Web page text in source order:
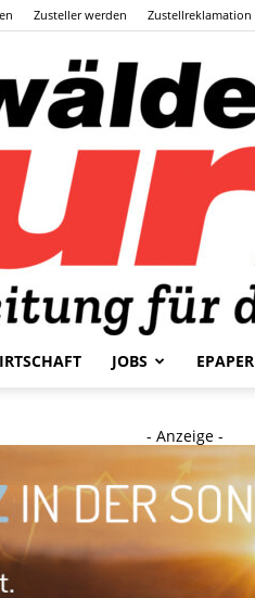
Zusteller werden Zustellreklamation
JOBS EPAPER
- Anzeige -